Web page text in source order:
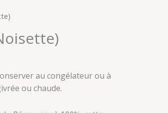
au congélateur ou à
ou chaude.